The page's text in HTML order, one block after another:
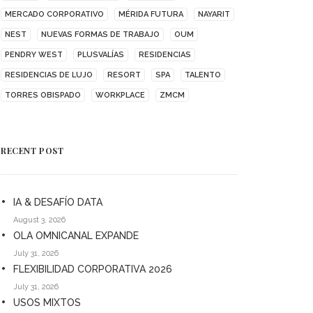
MERCADO CORPORATIVO MÉRIDA FUTURA NAYARIT
NEST NUEVAS FORMAS DE TRABAJO OUM
PENDRY WEST PLUSVALÍAS RESIDENCIAS
RESIDENCIAS DE LUJO RESORT SPA TALENTO
TORRES OBISPADO WORKPLACE ZMCM
RECENT POST
IA & DESAFÍO DATA
August 3, 2026
OLA OMNICANAL EXPANDE
July 31, 2026
FLEXIBILIDAD CORPORATIVA 2026
July 31, 2026
USOS MIXTOS